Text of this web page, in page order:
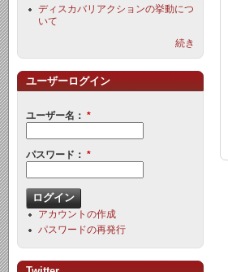
ディスカバリアクションの挙動につ
いて
続き
ユーザーログイン
ユーザー名： *
パスワード： *
アカウントの作成
パスワードの再発行